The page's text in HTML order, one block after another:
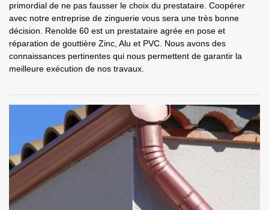
primordial de ne pas fausser le choix du prestataire. Coopérer
avec notre entreprise de zinguerie vous sera une très bonne
décision. Renolde 60 est un prestataire agrée en pose et
réparation de gouttière Zinc, Alu et PVC. Nous avons des
connaissances pertinentes qui nous permettent de garantir la
meilleure exécution de nos travaux.